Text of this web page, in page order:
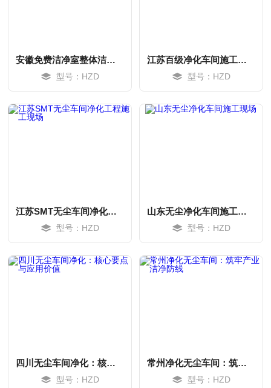
安徽免费洁净室整体洁净方案
型号：HZD
江苏百级净化车间施工周期详解
型号：HZD
江苏SMT无尘车间净化工程施工现场
型号：HZD
山东无尘净化车间施工现场
型号：HZD
四川无尘车间净化：核心要点与应用价值
型号：HZD
常州净化无尘车间：筑牢产业洁净防线
型号：HZD